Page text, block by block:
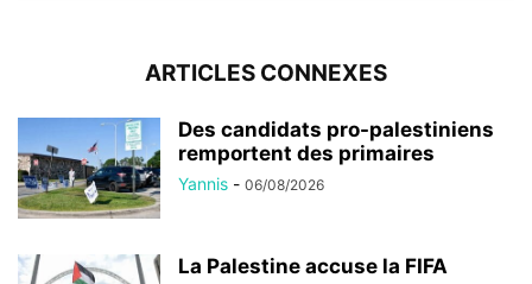
ARTICLES CONNEXES
Des candidats pro-palestiniens
remportent des primaires
Yannis - 06/08/2026
La Palestine accuse la FIFA